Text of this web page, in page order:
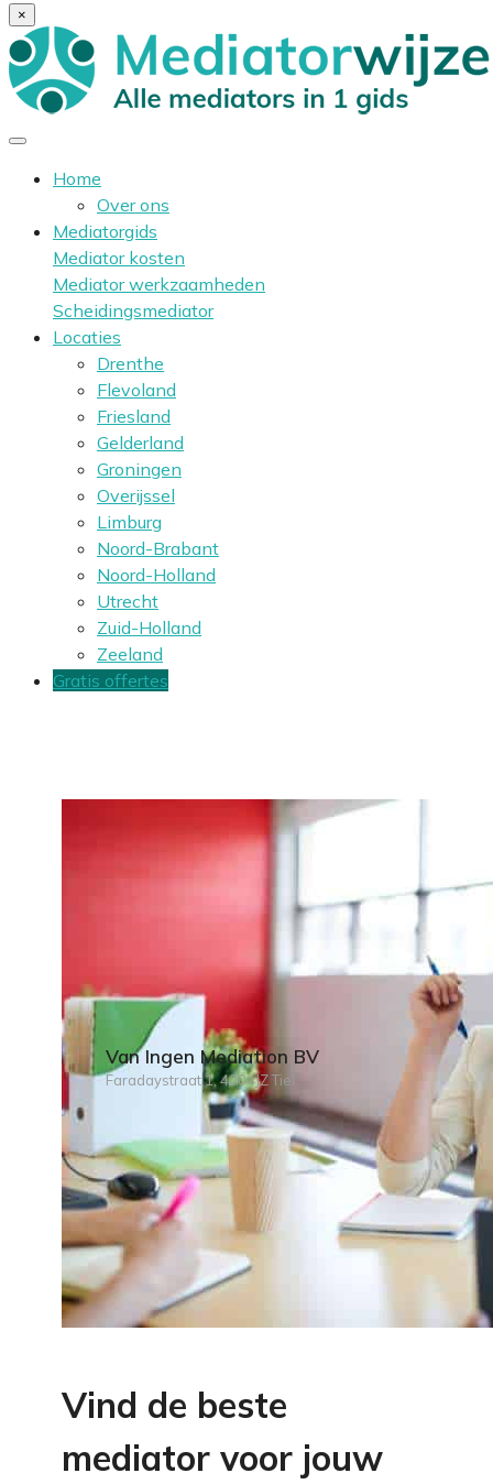
×
Home
Over ons
Mediatorgids
Mediator kosten
Mediator werkzaamheden
Scheidingsmediator
Locaties
Drenthe
Flevoland
Friesland
Gelderland
Groningen
Overijssel
Limburg
Noord-Brabant
Noord-Holland
Utrecht
Zuid-Holland
Zeeland
Gratis offertes
Van Ingen Mediation BV
Faradaystraat 1, 4004JZ Tiel
Vind de beste
mediator voor jouw